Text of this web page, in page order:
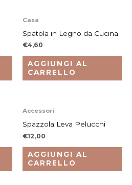
Casa
Spatola in Legno da Cucina
€4,60
AGGIUNGI AL
CARRELLO
Accessori
Spazzola Leva Pelucchi
€12,00
AGGIUNGI AL
CARRELLO